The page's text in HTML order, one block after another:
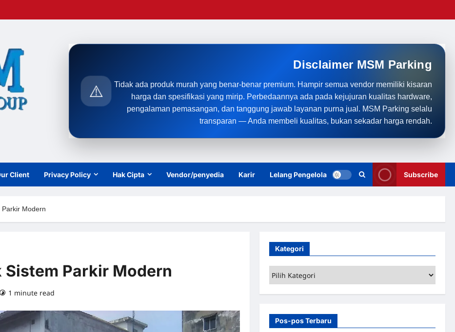
⚠️
Disclaimer MSM Parking
Tidak ada produk murah yang benar-benar premium. Hampir semua vendor memiliki kisaran
harga dan spesifikasi yang mirip. Perbedaannya ada pada kejujuran kualitas hardware,
pengalaman pemasangan, dan tanggung jawab layanan purna jual. MSM Parking selalu
transparan — Anda membeli kualitas, bukan sekadar harga rendah.
Client Privacy Policy Hak Cipta Vendor/penyedia Karir Lelang Pengelola Subscribe
Modern
Sistem Parkir Modern
1 minute read
Kategori
Pos-pos Terbaru